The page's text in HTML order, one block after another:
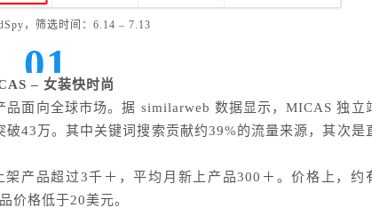
，筛选时间：6.14 – 7.13
01
– 女装快时尚
面向全球市场。据 similarweb 数据显示，MICAS 独立
43万。其中关键词搜索贡献约39%的流量来源，其次是
产品超过3千＋，平均月新上产品300＋。价格上，约
价格低于20美元。